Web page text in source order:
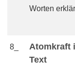
Worten
8_
Atomkraft
Text